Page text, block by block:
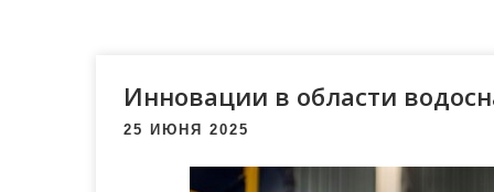
Инновации в области
25 ИЮНЯ 2025